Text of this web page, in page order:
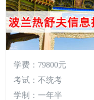
学费：79800元
考试：不统考
学制：一年半